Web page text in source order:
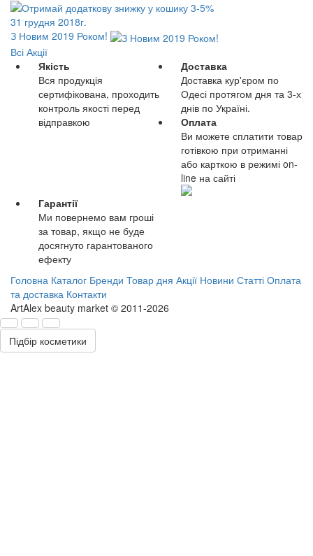
31 грудня 2018г.
З Новим 2019 Роком!
Всі Акції
Якість
Вся продукція
сертифікована, проходить
контроль якості перед
відправкою
Доставка
Доставка кур'єром по
Одесі протягом дня та 3-х
днів по Україні.
Оплата
Ви можете сплатити товар
готівкою при отриманні
або карткою в режимі on-
line на сайті
Гарантії
Ми повернемо вам гроші
за товар, якщо не буде
досягнуто гарантованого
ефекту
Головна Каталог Бренди Товар дня Акції Новини Статті Оплата
та доставка Контакти
ArtAlex beauty market © 2011-2026
Підбір косметики